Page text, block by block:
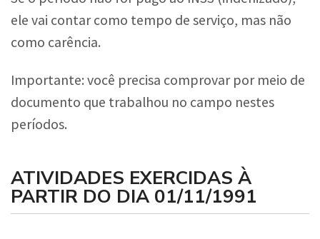
ele vai contar como tempo de serviço, mas não
como carência.
Importante: você precisa comprovar por meio de
documento que trabalhou no campo nestes
períodos.
ATIVIDADES EXERCIDAS À
PARTIR DO DIA 01/11/1991